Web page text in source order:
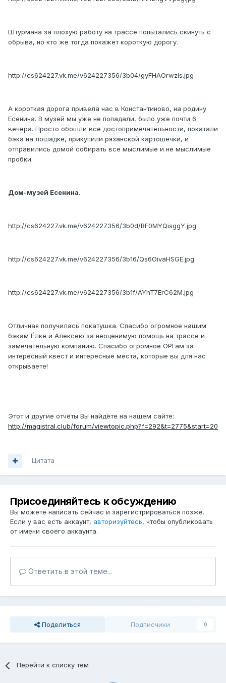
Штурмана за плохую работу на трассе попытались скинуть с
обрыва, но кто же тогда покажет короткую дорогу.
http://cs624227.vk.me/v624227356/3b04/gyFHAOrwzls.jpg
А короткая дорога привела нас в Константиново, на родину
Есенина. В музей мы уже не попадали, было уже почти 6
вечера. Просто обошли все достопримечательности, покатали
бэка на лошадке, прикупили рязанской картошечки, и
отправились домой собирать все мыслимые и не мыслимые
пробки.
Дом-музей Есенина.
http://cs624227.vk.me/v624227356/3b0d/BF0MYQisggY.jpg
http://cs624227.vk.me/v624227356/3b16/Qs6OivaHSGE.jpg
http://cs624227.vk.me/v624227356/3b1f/AYhT7ErC62M.jpg
Отличная получилась покатушка. Спасибо огромное нашим
бэкам Ёлке и Алексею за неоценимую помощь на трассе и
замечательную компанию. Спасибо огромное ОРГам за
интересный квест и интересные места, которые вы для нас
открываете!
Этот и другие отчёты Вы найдёте на нашем сайте:
http://magistral.club/forum/viewtopic.php?f=292&t=2775&start=20
Цитата
Присоединяйтесь к обсуждению
Вы можете написать сейчас и зарегистрироваться позже.
Если у вас есть аккаунт, авторизуйтесь, чтобы опубликовать
от имени своего аккаунта.
Ответить в этой теме...
Поделиться Подписчики 0
Перейти к списку тем